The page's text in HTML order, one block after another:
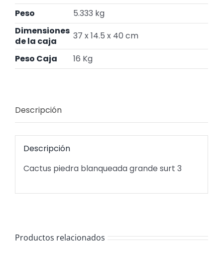
Peso
5.333 kg
Dimensiones
de la caja
37 x 14.5 x 40 cm
Peso Caja
16 Kg
Descripción
Descripción
Cactus piedra blanqueada grande surt 3
Productos relacionados